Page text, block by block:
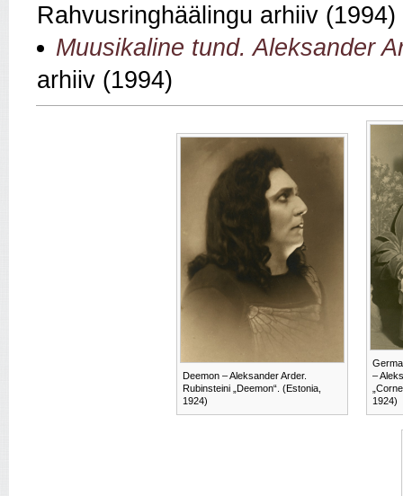
Rahvusringhäälingu arhiiv (1994)
Muusikaline tund. Aleksander
arhiiv (1994)
Deemon – Aleksander Arder.
Rubinsteini „Deemon“. (Estonia,
1924)
–
1924)